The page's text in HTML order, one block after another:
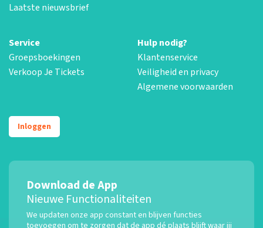
Laatste nieuwsbrief
Service
Groepsboekingen
Verkoop Je Tickets
Hulp nodig?
Klantenservice
Veiligheid en privacy
Algemene voorwaarden
Inloggen
Download de App
Nieuwe Functionaliteiten
We updaten onze app constant en blijven functies
toevoegen om te zorgen dat de app dé plaats blijft waar jij